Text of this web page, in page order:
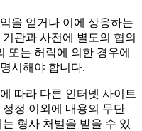
을 얻거나 이에 상응하는
관과 사전에 별도의 협의
또는 허락에 의한 경우에
시해야 합니다.
따라 다른 인터넷 사이트
정 이외에 내용의 무단
형사 처벌을 받을 수 있